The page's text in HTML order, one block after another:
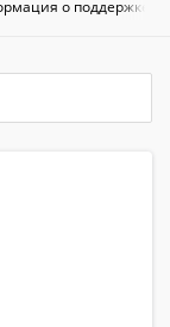
о поддержке